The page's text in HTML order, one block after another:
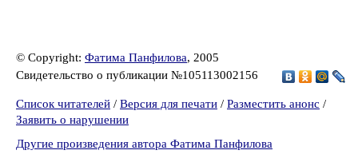
© Copyright: Фатима Панфилова, 2005
Свидетельство о публикации №105113002156
Список читателей / Версия для печати / Разместить анонс /
Заявить о нарушении
Другие произведения автора Фатима Панфилова